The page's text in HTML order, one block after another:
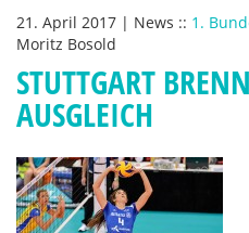
21. April 2017 | News :: 1.
Moritz Bosold
STUTTGART
AUSGLEICH